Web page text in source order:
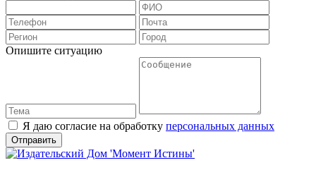
Опишите ситуацию
Я даю согласие на обработку персональных данных